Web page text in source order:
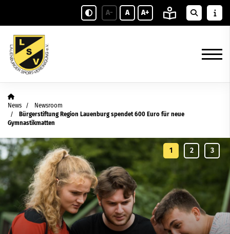
A- A A+
News
Newsroom
Bürgerstiftung Region Lauenburg spendet 600 Euro für neue
Gymnastikmatten